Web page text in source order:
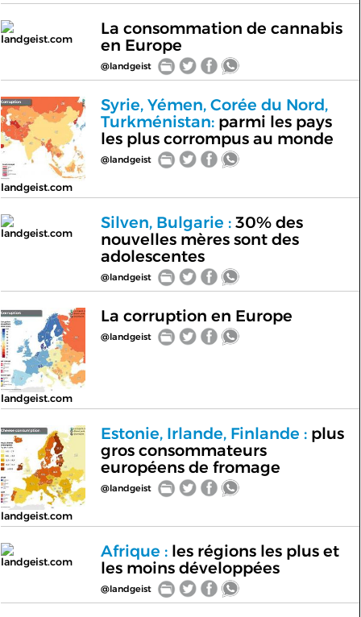
landgeist.com
La consommation de cannabis
en Europe
@landgeist
landgeist.com
Syrie, Yémen, Corée du Nord,
Turkménistan:parmi les pays
les plus corrompus au monde
@landgeist
landgeist.com
Silven, Bulgarie :30% des
nouvelles mères sont des
adolescentes
@landgeist
landgeist.com
La corruption en Europe
@landgeist
landgeist.com
Estonie, Irlande, Finlande :plus
gros consommateurs
européens de fromage
@landgeist
landgeist.com
Afrique :les régions les plus et
les moins développées
@landgeist